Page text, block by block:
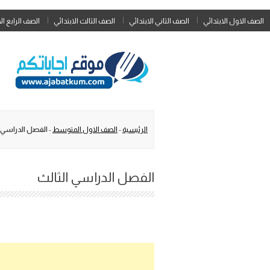
الصف الاول الابتدائي الصف الثاني الابتدائي الصف الثالث الابتدائي الصف الرابع
الرئيسية - الصف الاول المتوسط - الفصل الدراسي
الفصل الدراسي الثالث